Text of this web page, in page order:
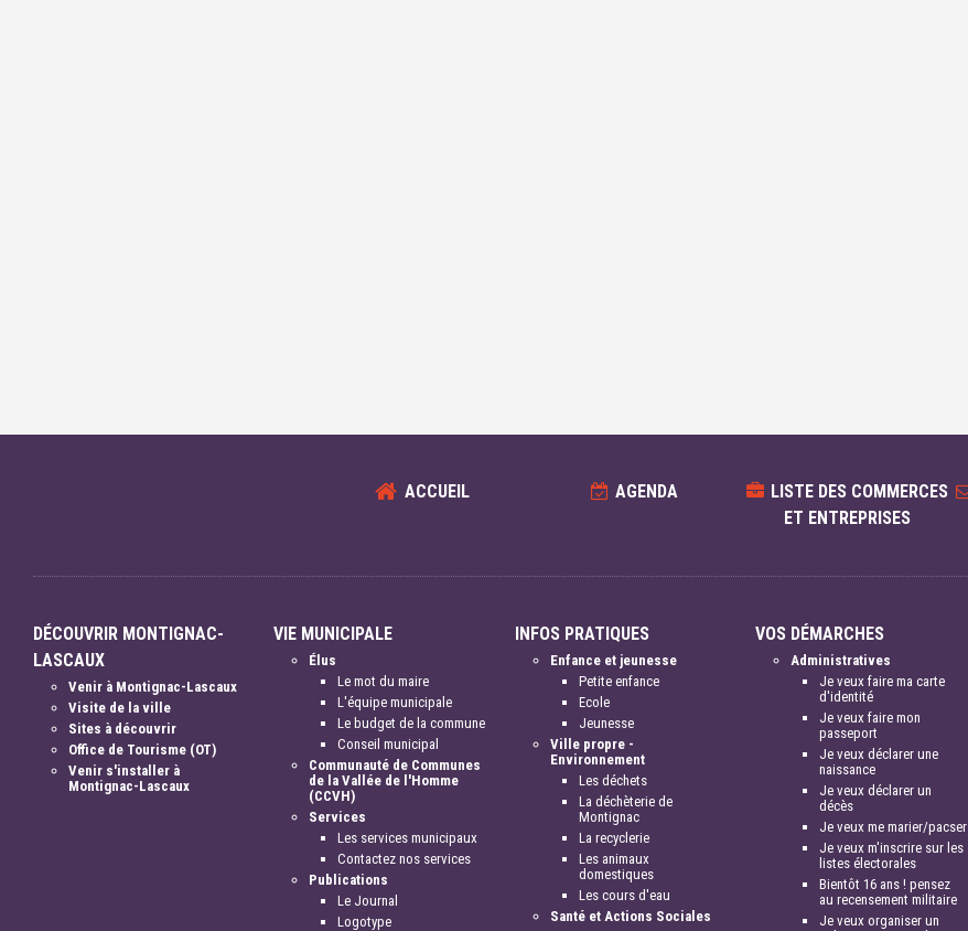
ACCUEIL AGENDA
LISTE DES COMMERCES
ET ENTREPRISES
DÉCOUVRIR MONTIGNAC-
LASCAUX
Venir à Montignac-Lascaux
Visite de la ville
Sites à découvrir
Office de Tourisme (OT)
Venir s'installer à
Montignac-Lascaux
VIE MUNICIPALE
Élus
Le mot du maire
L'équipe municipale
Le budget de la commune
Conseil municipal
Communauté de Communes
de la Vallée de l'Homme
(CCVH)
Services
Les services municipaux
Contactez nos services
Publications
Le Journal
Logotype
INFOS PRATIQUES
Enfance et jeunesse
Petite enfance
Ecole
Jeunesse
Ville propre -
Environnement
Les déchets
La déchèterie de
Montignac
La recyclerie
Les animaux
domestiques
Les cours d'eau
Santé et Actions Sociales
VOS DÉMARCHES
Administratives
Je veux faire ma carte
d'identité
Je veux faire mon
passeport
Je veux déclarer une
naissance
Je veux déclarer un
décès
Je veux me marier/pacser
Je veux m'inscrire sur les
listes électorales
Bientôt 16 ans ! pensez
au recensement militaire
Je veux organiser un